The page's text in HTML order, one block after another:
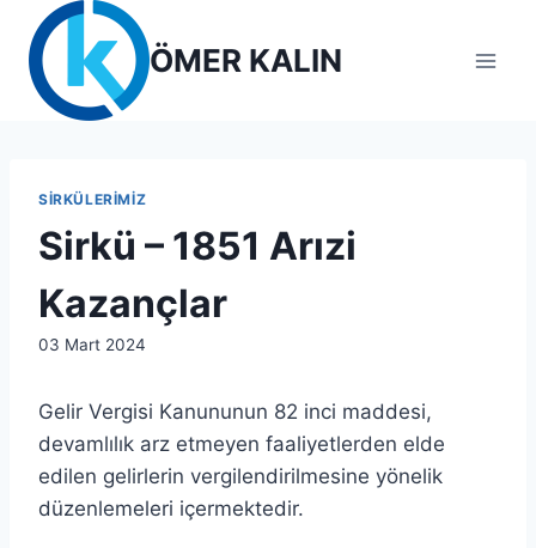
content
ÖMER KALIN
SIRKÜLERIMIZ
Sirkü – 1851 Arızi
Kazançlar
By
03 Mart 2024
Gelir Vergisi Kanununun 82 inci maddesi,
devamlılık arz etmeyen faaliyetlerden elde
edilen gelirlerin vergilendirilmesine yönelik
düzenlemeleri içermektedir.